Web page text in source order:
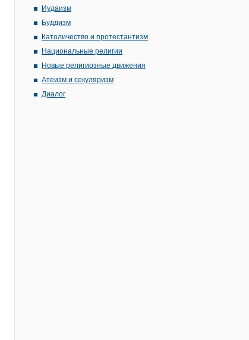
Иудаизм
Буддизм
Католичество и протестантизм
Национальные религии
Новые религиозные движения
Атеизм и секуляризм
Диалог